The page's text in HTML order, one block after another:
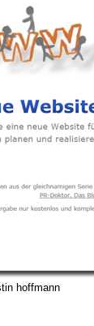
hoffmann